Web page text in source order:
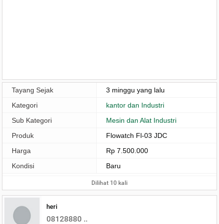
Tayang Sejak
3 minggu yang lalu
Kategori
kantor dan Industri
Sub Kategori
Mesin dan Alat Industri
Produk
Flowatch Fl-03 JDC
Harga
Rp 7.500.000
Kondisi
Baru
Dilihat 10 kali
heri
08128880 ..